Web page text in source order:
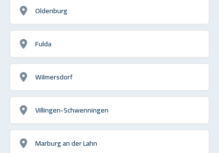
Oldenburg
Fulda
Wilmersdorf
Villingen-Schwenningen
Marburg an der Lahn